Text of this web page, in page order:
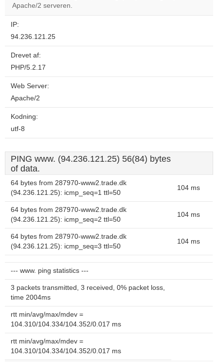
Apache/2 serveren.
IP:
94.236.121.25
Drevet af:
PHP/5.2.17
Web Server:
Apache/2
Kodning:
utf-8
PING www. (94.236.121.25) 56(84) bytes
of data.
64 bytes from 287970-www2.trade.dk
(94.236.121.25): icmp_seq=1 ttl=50
104 ms
64 bytes from 287970-www2.trade.dk
(94.236.121.25): icmp_seq=2 ttl=50
104 ms
64 bytes from 287970-www2.trade.dk
(94.236.121.25): icmp_seq=3 ttl=50
104 ms
--- www. ping statistics ---
3 packets transmitted, 3 received, 0% packet loss,
time 2004ms
rtt min/avg/max/mdev =
104.310/104.334/104.352/0.017 ms
rtt min/avg/max/mdev =
104.310/104.334/104.352/0.017 ms